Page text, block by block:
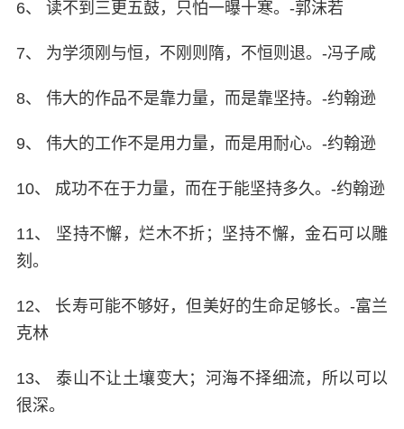
6、 读不到三更五鼓，只怕一曝十寒。-郭沫若
7、 为学须刚与恒，不刚则隋，不恒则退。-冯子咸
8、 伟大的作品不是靠力量，而是靠坚持。-约翰逊
9、 伟大的工作不是用力量，而是用耐心。-约翰逊
10、 成功不在于力量，而在于能坚持多久。-约翰逊
11、 坚持不懈，烂木不折；坚持不懈，金石可以雕
刻。
12、 长寿可能不够好，但美好的生命足够长。-富兰
克林
13、 泰山不让土壤变大；河海不择细流，所以可以
很深。